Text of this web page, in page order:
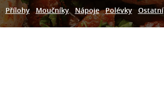
Přílohy Moučníky Nápoje Polévky Ostatní